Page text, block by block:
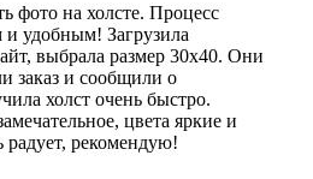
фото на холсте. Процесс
и удобным! Загрузила
выбрала размер 30х40. Они
заказ и сообщили о
холст очень быстро.
цвета яркие и
радует, рекомендую!